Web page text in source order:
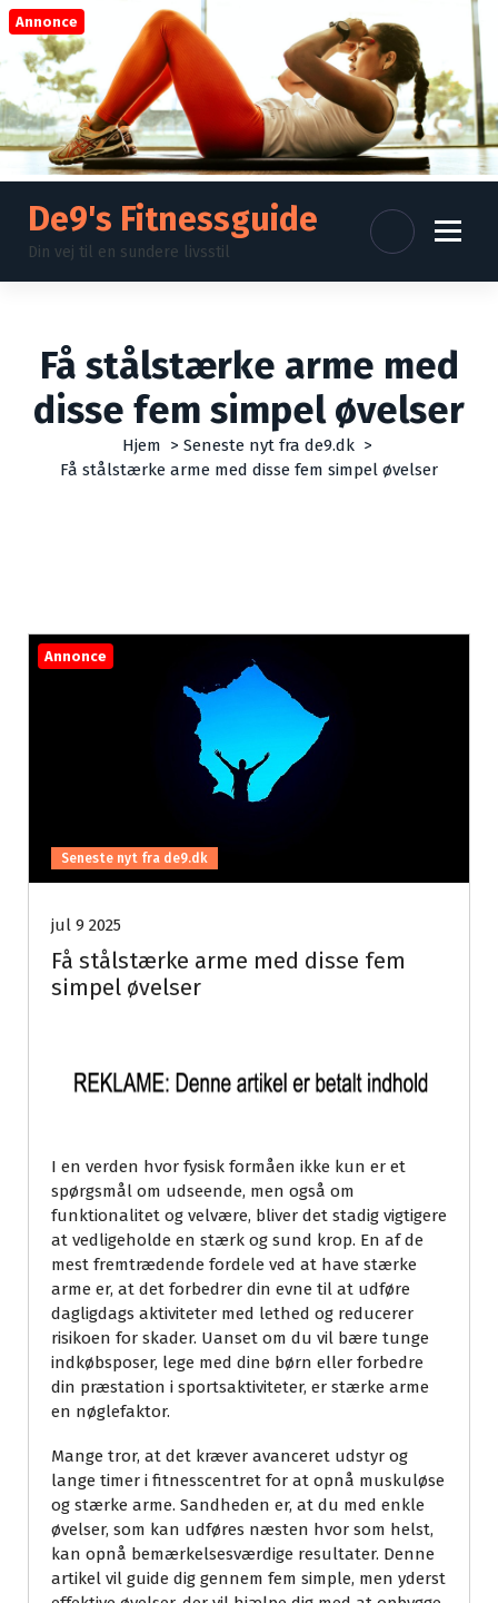
d
r
e
t
i
d
Annonce
De9's Fitnessguide
Din vej til en sundere livsstil
Få stålstærke arme med
disse fem simpel øvelser
Hjem > Seneste nyt fra de9.dk>
Få stålstærke arme med disse fem simpel øvelser
Annonce
Seneste nyt fra de9.dk
jul 9 2025
Få stålstærke arme med disse fem
simpel øvelser
I en verden hvor fysisk formåen ikke kun er et
spørgsmål om udseende, men også om
funktionalitet og velvære, bliver det stadig vigtigere
at vedligeholde en stærk og sund krop. En af de
mest fremtrædende fordele ved at have stærke
arme er, at det forbedrer din evne til at udføre
dagligdags aktiviteter med lethed og reducerer
risikoen for skader. Uanset om du vil bære tunge
indkøbsposer, lege med dine børn eller forbedre
din præstation i sportsaktiviteter, er stærke arme
en nøglefaktor.
Mange tror, at det kræver avanceret udstyr og
lange timer i fitnesscentret for at opnå muskuløse
og stærke arme. Sandheden er, at du med enkle
øvelser, som kan udføres næsten hvor som helst,
kan opnå bemærkelsesværdige resultater. Denne
artikel vil guide dig gennem fem simple, men yderst